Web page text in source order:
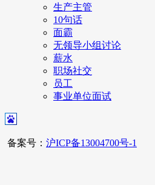
生产主管
10句话
面霸
无领导小组讨论
薪水
职场社交
员工
事业单位面试
备案号： 沪ICP备13004700号-1